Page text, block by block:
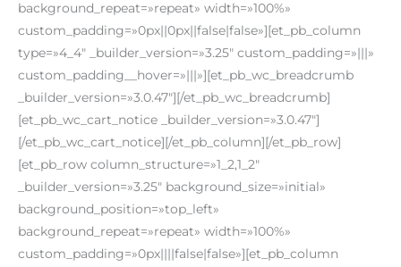
background_repeat=»repeat» width=»100%»
custom_padding=»0px||0px||false|false»][et_pb_column
type=»4_4″ _builder_version=»3.25″ custom_padding=»|||»
custom_padding__hover=»|||»][et_pb_wc_breadcrumb
_builder_version=»3.0.47″][/et_pb_wc_breadcrumb]
[et_pb_wc_cart_notice _builder_version=»3.0.47″]
[/et_pb_wc_cart_notice][/et_pb_column][/et_pb_row]
[et_pb_row column_structure=»1_2,1_2″
_builder_version=»3.25″ background_size=»initial»
background_position=»top_left»
background_repeat=»repeat» width=»100%»
custom_padding=»0px||||false|false»][et_pb_column